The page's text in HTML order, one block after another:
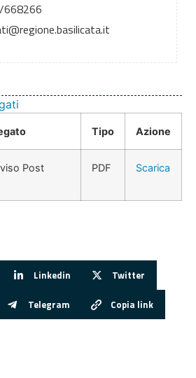
Tipo Azione
Post
PDF Scarica
Linkedin Twitter
Telegram Copia link